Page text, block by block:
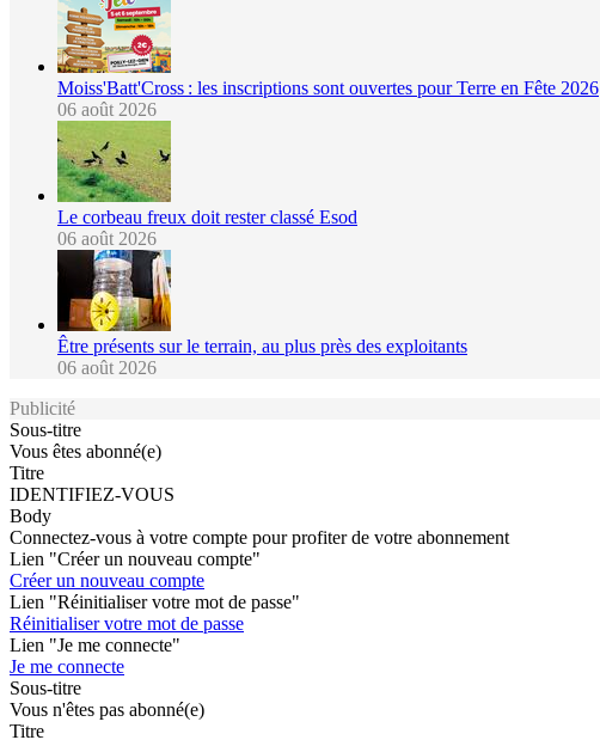
Moiss'Batt'Cross : les inscriptions sont ouvertes pour Terre en Fête 2026
06 août 2026
Le corbeau freux doit rester classé Esod
06 août 2026
Être présents sur le terrain, au plus près des exploitants
06 août 2026
Publicité
Sous-titre
Vous êtes abonné(e)
Titre
IDENTIFIEZ-VOUS
Body
Connectez-vous à votre compte pour profiter de votre abonnement
Lien "Créer un nouveau compte"
Créer un nouveau compte
Lien "Réinitialiser votre mot de passe"
Réinitialiser votre mot de passe
Lien "Je me connecte"
Je me connecte
Sous-titre
Vous n'êtes pas abonné(e)
Titre